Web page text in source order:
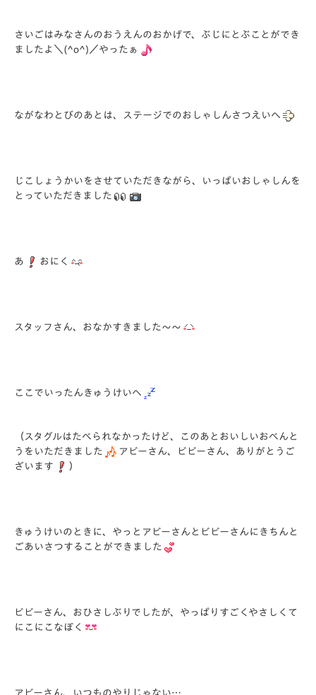
さいごはみなさんのおうえんのおかげで、ぶじにとぶことができ
ましたよ＼(^o^)／やったぁ
ながなわとびのあとは、ステージでのおしゃしんさつえいへ
じこしょうかいをさせていただきながら、いっぱいおしゃしんを
とっていただきました
あ おにく
スタッフさん、おなかすきました～～
ここでいったんきゅうけいへ
（スタグルはたべられなかったけど、このあとおいしいおべんと
うをいただきました
アビーさん、ビビーさん、ありがとうご
ざいます
）
きゅうけいのときに、やっとアビーさんとビビーさんにきちんと
ごあいさつすることができました
ビビーさん、おひさしぶりでしたが、やっぱりすごくやさしくて
にこにこなぼく
アビーさん、いつものやりじゃない…